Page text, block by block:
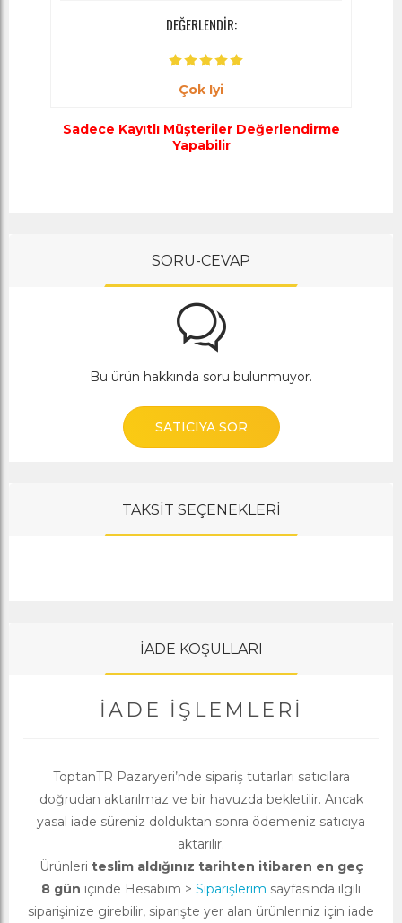
DEĞERLENDİR:
Çok Iyi
Sadece Kayıtlı Müşteriler Değerlendirme
Yapabilir
SORU-CEVAP
Bu ürün hakkında soru bulunmuyor.
SATICIYA SOR
TAKSİT SEÇENEKLERİ
İADE KOŞULLARI
İADE İŞLEMLERI
ToptanTR Pazaryeri’nde sipariş tutarları satıcılara
doğrudan aktarılmaz ve bir havuzda bekletilir. Ancak
yasal iade süreniz dolduktan sonra ödemeniz satıcıya
aktarılır.
Ürünleri teslim aldığınız tarihten itibaren en geç
8 gün içinde Hesabım > Siparişlerim sayfasında ilgili
siparişinize girebilir, siparişte yer alan ürünleriniz için iade